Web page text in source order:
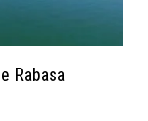
Rabasa